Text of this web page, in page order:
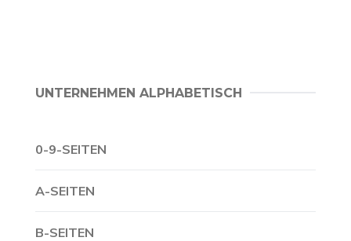
UNTERNEHMEN ALPHABETISCH
0-9-SEITEN
A-SEITEN
B-SEITEN